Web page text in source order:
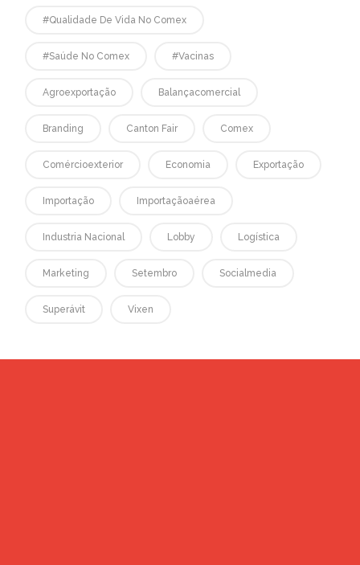
#qualidade De Vida No Comex
#saúde No Comex #vacinas
Agroexportação Balançacomercial
Branding Canton Fair Comex
Comércioexterior Economia Exportação
Importação Importaçãoaérea
Industria Nacional Lobby Logística
Marketing Setembro Socialmedia
Superávit Vixen